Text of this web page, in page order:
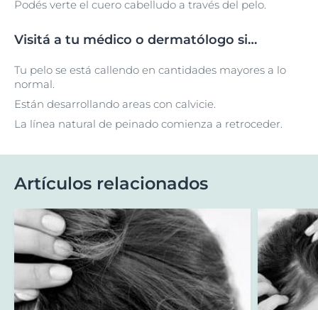
Podés verte el cuero cabelludo a través del pelo.
Visitá a tu médico o dermatólogo si…
Tu pelo se está callendo en cantidades mayores a lo
normal.
Están desarrollando areas con calvicie.
La línea natural de peinado comienza a retroceder.
Artículos relacionados